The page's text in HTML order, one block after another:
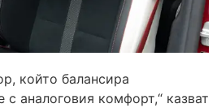
който балансира
с аналоговия комфорт,“ казват